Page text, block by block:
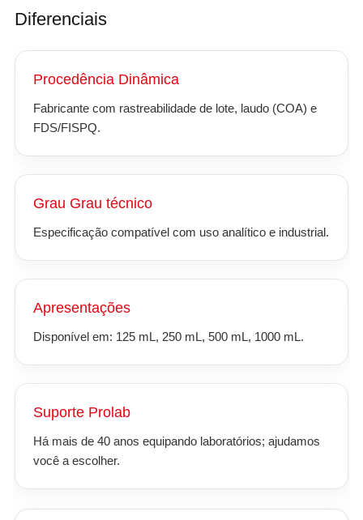
Diferenciais
Procedência Dinâmica
Fabricante com rastreabilidade de lote, laudo (COA) e
FDS/FISPQ.
Grau Grau técnico
Especificação compatível com uso analítico e industrial.
Apresentações
Disponível em: 125 mL, 250 mL, 500 mL, 1000 mL.
Suporte Prolab
Há mais de 40 anos equipando laboratórios; ajudamos
você a escolher.